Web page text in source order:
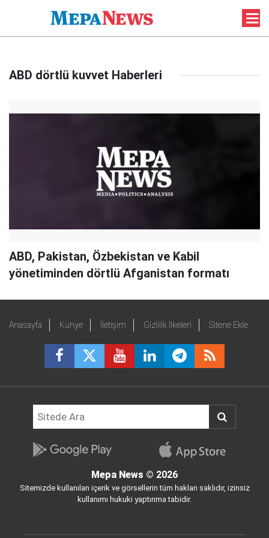
ABD dörtlü kuvvet Haberleri
ABD, Pakistan, Özbekistan ve Kabil
yönetiminden dörtlü Afganistan formatı
Anasayfa Künye İletişim Gizlilik İlkeleri Sitene Ekle
Mepa News © 2026
Sitemizde kullanılan içerik ve görsellerin tüm hakları saklıdır, izinsiz
kullanımı hukuki yaptırıma tabidir.